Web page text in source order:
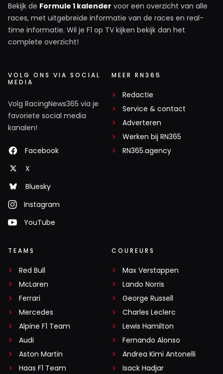
Bekijk de Formule 1 kalender voor een overzicht van alle
races, met uitgebreide informatie van de races en real-
time informatie. Wil je F1 op TV kijken bekijk dan het
complete overzicht!
VOLG ONS VIA SOCIAL
MEDIA
Volg RacingNews365 via je
favoriete social media
kanalen!
Facebook
X
Bluesky
Instagram
YouTube
MEER RN365
Redactie
Service & contact
Adverteren
Werken bij RN365
RN365.agency
TEAMS
Red Bull
McLaren
Ferrari
Mercedes
Alpine F1 Team
Audi
Aston Martin
Haas F1 Team
COUREURS
Max Verstappen
Lando Norris
George Russell
Charles Leclerc
Lewis Hamilton
Fernando Alonso
Andrea Kimi Antonelli
Isack Hadjar